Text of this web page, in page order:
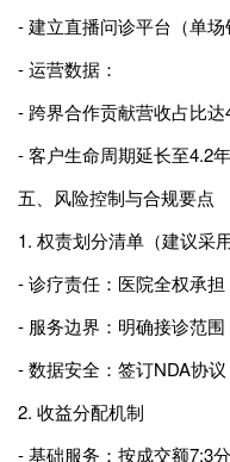
- 建立直播问诊平台（单场
- 运营数据：
- 跨界合作贡献营收占比达
- 客户生命周期延长至4.2年
五、风险控制与合规要点
1. 权责划分清单（建议采
- 诊疗责任：医院全权承担
- 服务边界：明确接诊范围
- 数据安全：签订NDA协议
2. 收益分配机制
- 基础服务：按成交额7:3